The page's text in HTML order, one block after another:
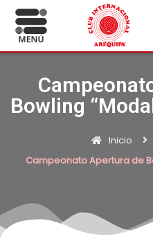
Bowling
Inicio
Campeonato Apertura de